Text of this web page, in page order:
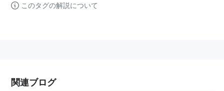
このタグの解説について
関連ブログ